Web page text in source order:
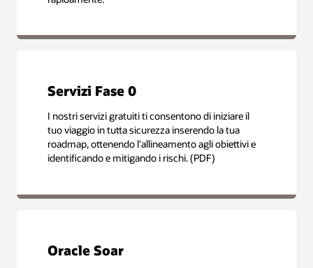
Servizi Fase 0
I nostri servizi gratuiti ti consentono di iniziare il
tuo viaggio in tutta sicurezza inserendo la tua
roadmap, ottenendo l'allineamento agli obiettivi e
identificando e mitigando i rischi. (PDF)
Oracle Soar